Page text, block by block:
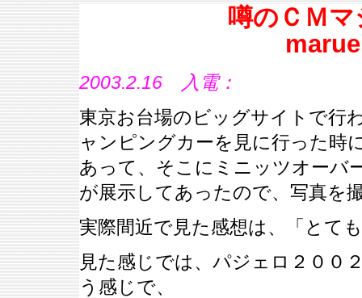
噂のＣＭ
2003.2.16 入電：
東京お台場のビッグサイトで行
ャンピングカーを見に行った時
あって、そこにミニッツオーバ
が展示してあったので、写真を
実際間近で見た感想は、「とて
見た感じでは、パジェロ２００
う感じで、